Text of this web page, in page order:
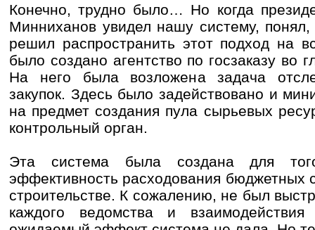
Конечно, трудно было… Но когда
Минниханов увидел нашу систему,
решил распространить этот подход на
было создано агентство по госзаказу во
На него была возложена задача
закупок. Здесь было задействовано и
на предмет создания пула сырьевых
контрольный орган.
Эта система была создана для
эффективность расходования бюджетных
строительстве. К сожалению, не был
каждого ведомства и